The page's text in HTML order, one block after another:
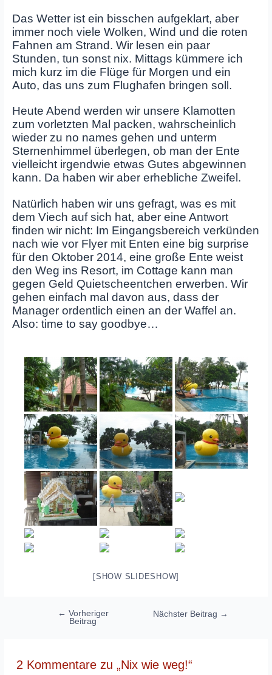
Das Wetter ist ein bisschen aufgeklart, aber
immer noch viele Wolken, Wind und die roten
Fahnen am Strand. Wir lesen ein paar
Stunden, tun sonst nix. Mittags kümmere ich
mich kurz im die Flüge für Morgen und ein
Auto, das uns zum Flughafen bringen soll.
Heute Abend werden wir unsere Klamotten
zum vorletzten Mal packen, wahrscheinlich
wieder zu no names gehen und unterm
Sternenhimmel überlegen, ob man der Ente
vielleicht irgendwie etwas Gutes abgewinnen
kann. Da haben wir aber erhebliche Zweifel.
Natürlich haben wir uns gefragt, was es mit
dem Viech auf sich hat, aber eine Antwort
finden wir nicht: Im Eingangsbereich verkünden
nach wie vor Flyer mit Enten eine big surprise
für den Oktober 2014, eine große Ente weist
den Weg ins Resort, im Cottage kann man
gegen Geld Quietscheentchen erwerben. Wir
gehen einfach mal davon aus, dass der
Manager ordentlich einen an der Waffel an.
Also: time to say goodbye…
[SHOW SLIDESHOW]
Beitragsnavigation
← Vorheriger
Beitrag
Nächster Beitrag →
2 Kommentare zu „Nix wie weg!“